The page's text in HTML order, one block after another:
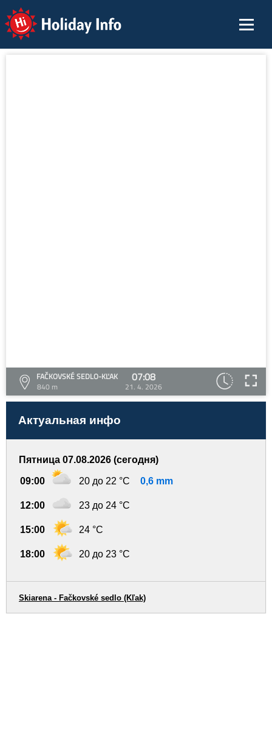
Holiday Info
FAČKOVSKÉ SEDLO-KĽAK
840 m
07:08
21. 4. 2026
Актуальная инфо
Пятница 07.08.2026 (сегодня)
09:00 20 до 22 °C 0,6 mm
12:00 23 до 24 °C
15:00 24 °C
18:00 20 до 23 °C
Skiarena - Fačkovské sedlo (Kľak)